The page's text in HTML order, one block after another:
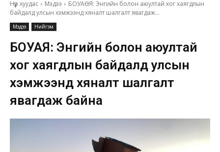
Нүүр хуудас Мэдээ
БОУАӨЯ: Энгийн болон аюултай хог хаягдлын
байдалд улсын хэмжээнд хяналт шалгалт явагдаж...
Мэдээ Нийгэм
БОУАӨЯ: Энгийн болон аюултай
хог хаягдлын байдалд улсын
хэмжээнд хяналт шалгалт
явагдаж байна